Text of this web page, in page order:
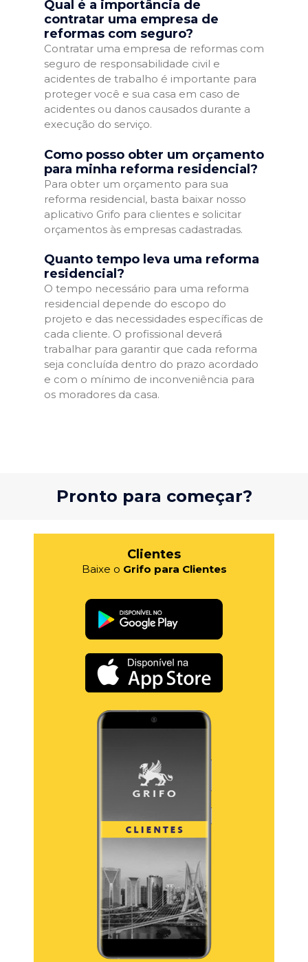
Qual é a importância de
contratar uma empresa de
reformas com seguro?
Contratar uma empresa de reformas com
seguro de responsabilidade civil e
acidentes de trabalho é importante para
proteger você e sua casa em caso de
acidentes ou danos causados durante a
execução do serviço.
Como posso obter um orçamento
para minha reforma residencial?
Para obter um orçamento para sua
reforma residencial, basta baixar nosso
aplicativo Grifo para clientes e solicitar
orçamentos às empresas cadastradas.
Quanto tempo leva uma reforma
residencial?
O tempo necessário para uma reforma
residencial depende do escopo do
projeto e das necessidades específicas de
cada cliente. O profissional deverá
trabalhar para garantir que cada reforma
seja concluída dentro do prazo acordado
e com o mínimo de inconveniência para
os moradores da casa.
Pronto para começar?
Clientes
Baixe o Grifo para Clientes